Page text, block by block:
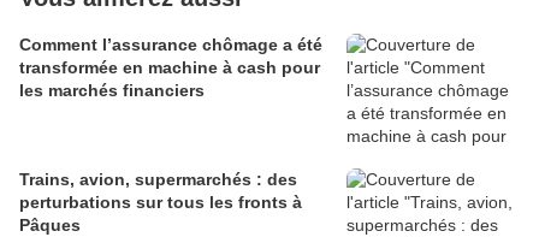
Comment l’assurance chômage a été
transformée en machine à cash pour
les marchés financiers
Trains, avion, supermarchés : des
perturbations sur tous les fronts à
Pâques